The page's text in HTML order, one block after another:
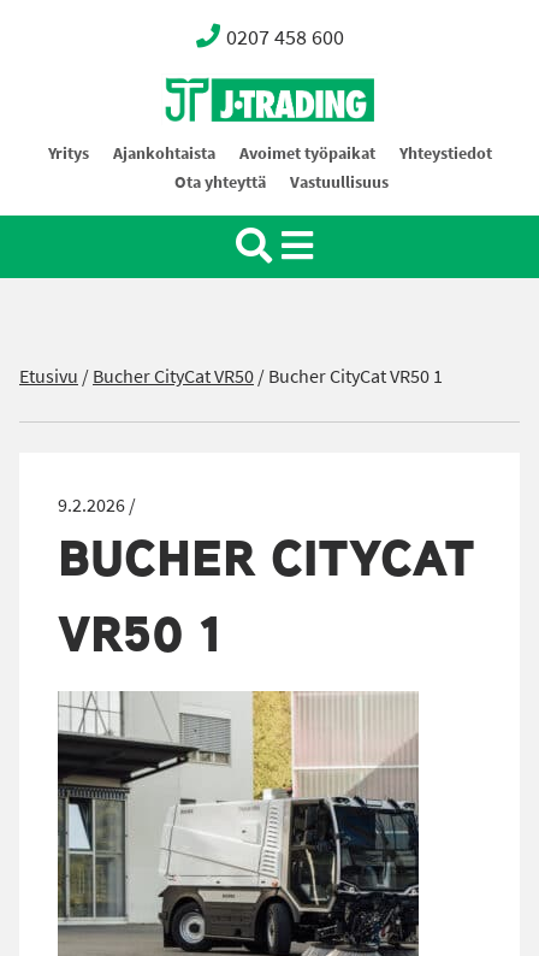
0207 458 600
Oy J-Trading Ab
Yritys Ajankohtaista Avoimet työpaikat
Yhteystiedot
Ota yhteyttä
Vastuullisuus
Etusivu /Bucher CityCat VR50/Bucher CityCat VR50 1
9.2.2026 /
BUCHER CITYCAT
VR50 1